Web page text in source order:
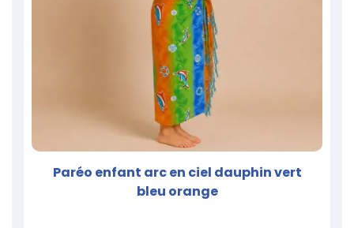
Paréo enfant arc en ciel dauphin vert
bleu orange